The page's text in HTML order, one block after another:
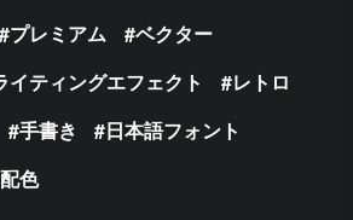
プレミアム
ベクター
イティングエフェクト
レトロ
手書き
日本語フォント
配色